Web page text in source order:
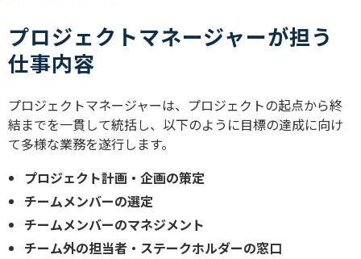
プロジェクトマネージャーが担う
仕事内容
プロジェクトマネージャーは、プロジェクトの起点から終
結までを一貫して統括し、以下のように目標の達成に向け
て多様な業務を遂行します。
プロジェクト計画・企画の策定
チームメンバーの選定
チームメンバーのマネジメント
チーム外の担当者・ステークホルダーの窓口